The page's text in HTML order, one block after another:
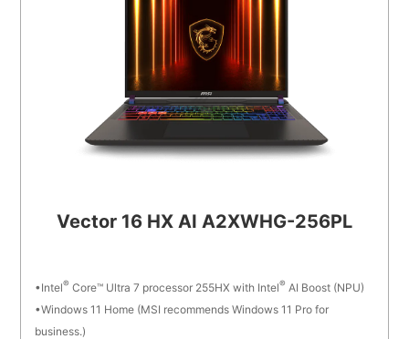
Vector 16 HX AI A2XWHG-256PL
Intel® Core™ Ultra 7 processor 255HX with Intel® AI Boost (NPU)
Windows 11 Home (MSI recommends Windows 11 Pro for
business.)